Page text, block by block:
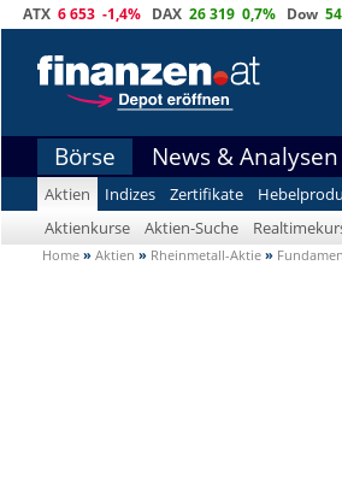
ATX 6 653 -1,4% DAX 26 319 0,7% Dow
Börse News & Analysen
Aktien Indizes Zertifikate
Aktienkurse
Aktien-Suche
Home » Aktien » Rheinmetall-Aktie »